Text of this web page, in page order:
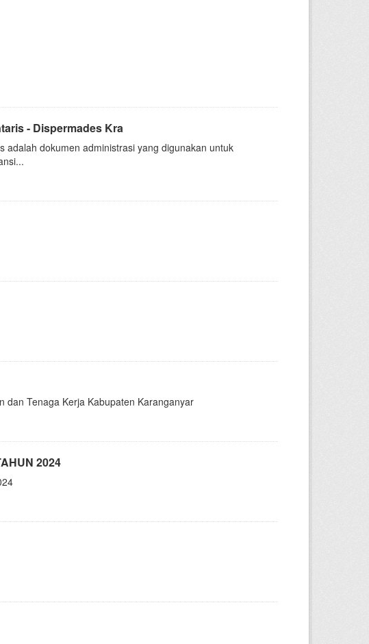
- Dispermades Kra
adalah dokumen administrasi yang digunakan untuk
dan Tenaga Kerja Kabupaten Karanganyar
2024